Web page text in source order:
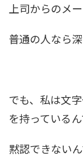
上司からのメ
普通の人なら
でも、私は文
を持っている
黙認できない